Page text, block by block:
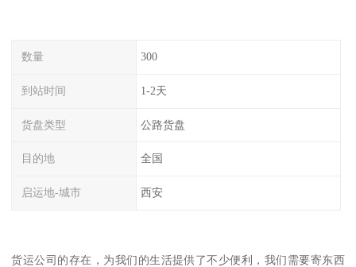
数量 300
到站时间 1-2天
货盘类型 公路货盘
目的地 全国
启运地-城市 西安
货运公司的存在，为我们的生活提供了不少便利，我们需要寄东西